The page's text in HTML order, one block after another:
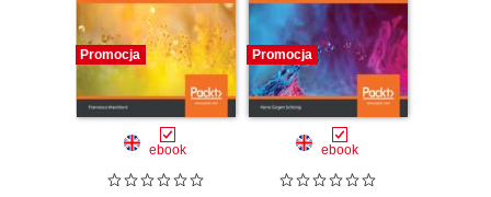
Promocja
ebook
Promocja
ebook